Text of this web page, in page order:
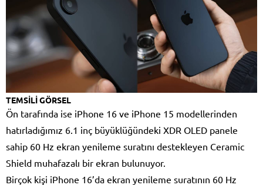
TEMSİLİ GÖRSEL
Ön tarafında ise iPhone 16 ve iPhone 15 modellerinden
hatırladığımız 6.1 inç büyüklüğündeki XDR OLED panele
sahip 60 Hz ekran yenileme suratını destekleyen Ceramic
Shield muhafazalı bir ekran bulunuyor.
Birçok kişi iPhone 16’da ekran yenileme suratının 60 Hz